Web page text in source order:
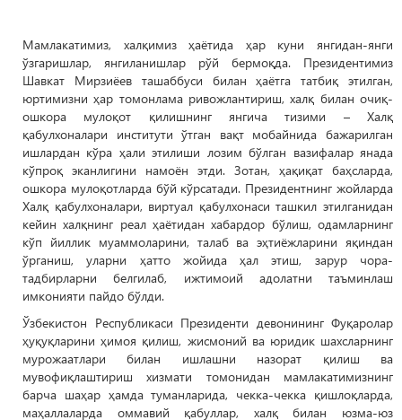
Мамлакатимиз, халқимиз ҳаётида ҳар куни янгидан-янги
ўзгаришлар, янгиланишлар рўй бермоқда. Президентимиз
Шавкат Мирзиёев ташаббуси билан ҳаётга татбиқ этилган,
юртимизни ҳар томонлама ривожлантириш, халқ билан очиқ-
ошкора мулоқот қилишнинг янгича тизими – Халқ
қабулхоналари институти ўтган вақт мобайнида бажарилган
ишлардан кўра ҳали этилиши лозим бўлган вазифалар янада
кўпроқ эканлигини намоён этди. Зотан, ҳақиқат баҳсларда,
ошкора мулоқотларда бўй кўрсатади. Президентнинг жойларда
Халқ қабулхоналари, виртуал қабулхонаси ташкил этилганидан
кейин халқнинг реал ҳаётидан хабардор бўлиш, одамларнинг
кўп йиллик муаммоларини, талаб ва эҳтиёжларини яқиндан
ўрганиш, уларни ҳатто жойида ҳал этиш, зарур чора-
тадбирларни белгилаб, ижтимоий адолатни таъминлаш
имконияти пайдо бўлди.
Ўзбекистон Республикаси Президенти девонининг Фуқаролар
ҳуқуқларини ҳимоя қилиш, жисмоний ва юридик шахсларнинг
мурожаатлари билан ишлашни назорат қилиш ва
мувофиқлаштириш хизмати томонидан мамлакатимизнинг
барча шаҳар ҳамда туманларида, чекка-чекка қишлоқларда,
маҳаллаларда оммавий қабуллар, халқ билан юзма-юз